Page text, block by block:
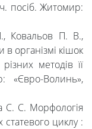
посіб. Житомир:
Ковальов П. В.,
в організмі кішок
методів її
«Євро-Волинь»,
С. С. Морфологія
статевого циклу :